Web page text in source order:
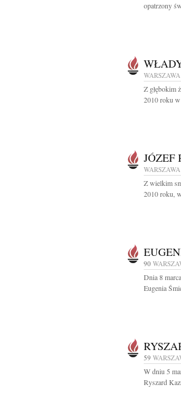
opatrzony
WARSZAWA
Z głębokim
2010 roku w
JÓZEF
WARSZAWA
Z wielkim
2010 roku,
90
Dnia 8
Eugenia
59
W dniu 5
Ryszard